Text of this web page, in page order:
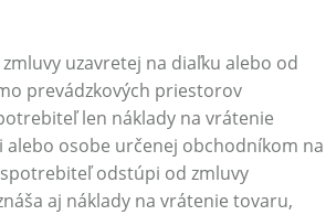
uzavretej na diaľku alebo od
prevádzkových priestorov
len náklady na vrátenie
osobe určenej obchodníkom na
odstúpi od zmluvy
aj náklady na vrátenie tovaru,